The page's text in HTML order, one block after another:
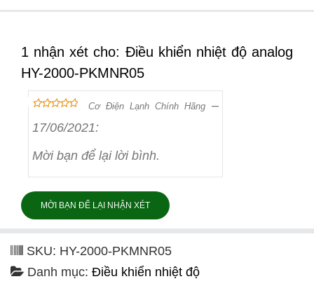
1 nhận xét cho: Điều khiển nhiệt độ analog
HY-2000-PKMNR05
Cơ Điện Lạnh Chính Hãng –
17/06/2021:
Mời bạn để lại lời bình.
MỜI BẠN ĐỂ LẠI NHẬN XÉT
SKU: HY-2000-PKMNR05
Danh mục: Điều khiển nhiệt độ